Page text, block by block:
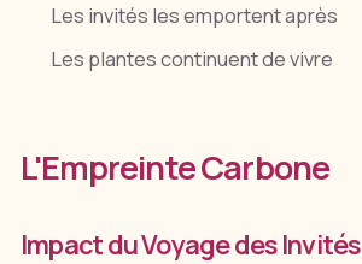
Les invités les emportent après
Les plantes continuent de vivre
L'Empreinte Carbone
Impact du Voyage des Invités